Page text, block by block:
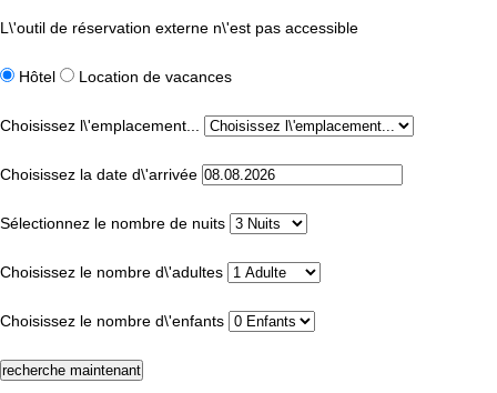
L\'outil de réservation externe n\'est pas accessible
Hôtel Location de vacances
Choisissez l\'emplacement...
Choisissez la date d\'arrivée
Sélectionnez le nombre de nuits
Choisissez le nombre d\'adultes
Choisissez le nombre d\'enfants